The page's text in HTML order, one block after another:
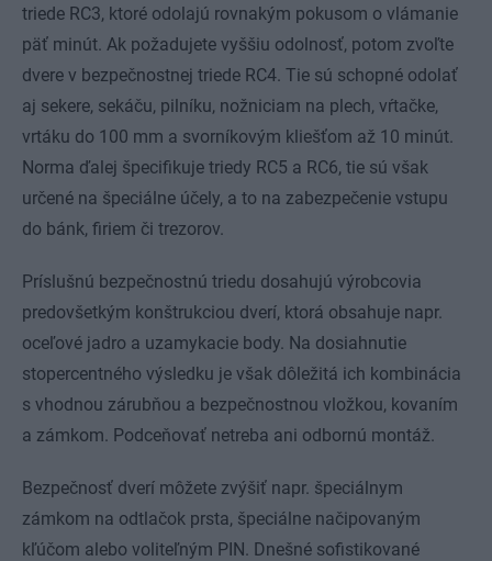
triede RC3, ktoré odolajú rovnakým pokusom o vlámanie
päť minút. Ak požadujete vyššiu odolnosť, potom zvoľte
dvere v bezpečnostnej triede RC4. Tie sú schopné odolať
aj sekere, sekáču, pilníku, nožniciam na plech, vŕtačke,
vrtáku do 100 mm a svorníkovým kliešťom až 10 minút.
Norma ďalej špecifikuje triedy RC5 a RC6, tie sú však
určené na špeciálne účely, a to na zabezpečenie vstupu
do bánk, firiem či trezorov.
Príslušnú bezpečnostnú triedu dosahujú výrobcovia
predovšetkým konštrukciou dverí, ktorá obsahuje napr.
oceľové jadro a uzamykacie body. Na dosiahnutie
stopercentného výsledku je však dôležitá ich kombinácia
s vhodnou zárubňou a bezpečnostnou vložkou, kovaním
a zámkom. Podceňovať netreba ani odbornú montáž.
Bezpečnosť dverí môžete zvýšiť napr. špeciálnym
zámkom na odtlačok prsta, špeciálne načipovaným
kľúčom alebo voliteľným PIN. Dnešné sofistikované